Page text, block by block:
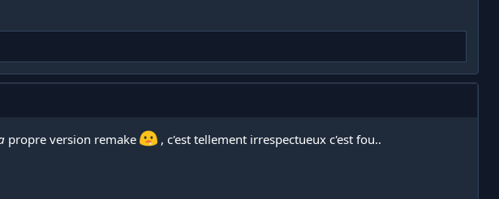
propre version remake , c'est tellement irrespectueux c'est fou..